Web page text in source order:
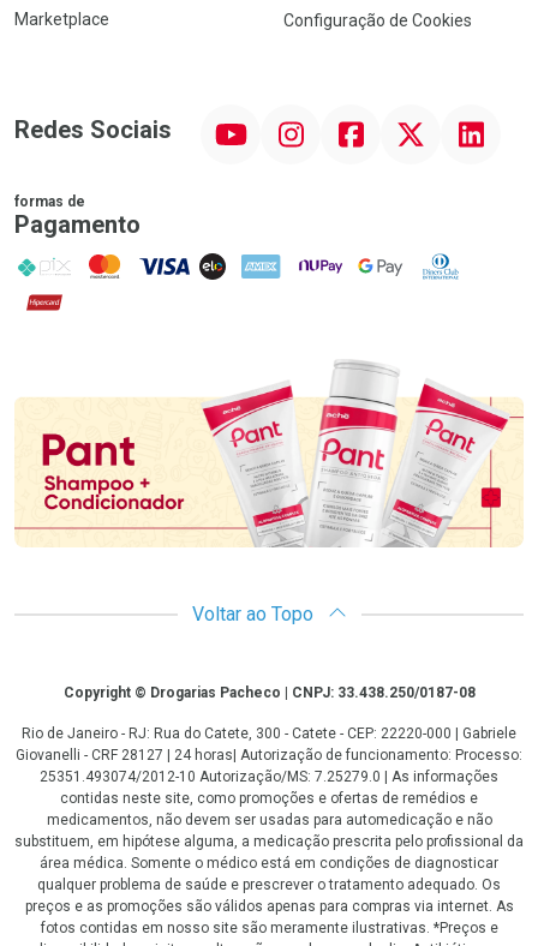
Marketplace
Configuração de Cookies
Redes Sociais InstagramFacebook Linkedin
formas de
Pagamento
PIX MasterCard
VISA ELO AMEX NuPay Google PayDiners Club
Hipercard
Promoção em Destaque
Voltar ao Topo
CopyrightCopyright © Drogarias Pacheco | CNPJ: 33.438.250/0187-08
Rio de Janeiro - RJ: Rua do Catete, 300 - Catete - CEP: 22220-000 | Gabriele
Giovanelli - CRF 28127 | 24 horas| Autorização de funcionamento: Processo:
25351.493074/2012-10 Autorização/MS: 7.25279.0 | As informações
contidas neste site, como promoções e ofertas de remédios e
medicamentos, não devem ser usadas para automedicação e não
substituem, em hipótese alguma, a medicação prescrita pelo profissional da
área médica. Somente o médico está em condições de diagnosticar
qualquer problema de saúde e prescrever o tratamento adequado. Os
preços e as promoções são válidos apenas para compras via internet. As
fotos contidas em nosso site são meramente ilustrativas. *Preços e